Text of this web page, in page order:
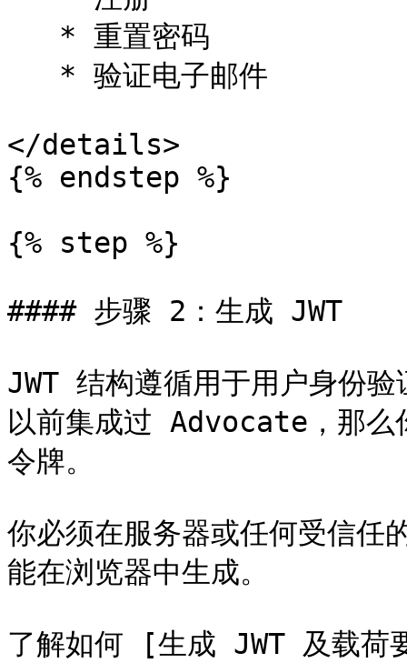
</details>
{% endstep %}
{% step %}
#### 步骤 2：生成 JWT
JWT 结构遵循用于用户身份
以前集成过 Advocate，那么
令牌。
你必须在服务器或任何受信任
能在浏览器中生成。
了解如何 [生成 JWT 及载荷